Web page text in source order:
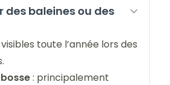
des baleines ou des
visibles toute l’année lors des
: principalement